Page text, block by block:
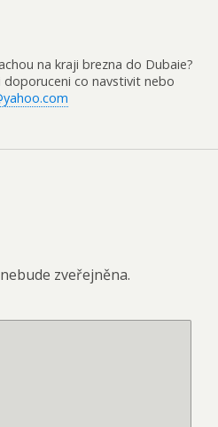
na kraji brezna do Dubaie?
doporuceni co navstivit nebo
zveřejněna.